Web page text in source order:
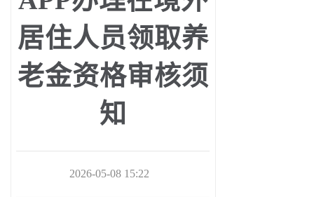
居住人员领取养
老金资格审核须
知
2026-05-08 15:22